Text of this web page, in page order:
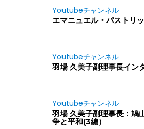
Youtubeチャンネル
エマニュエル・パストリ
Youtubeチャンネル
羽場 久美子副理事長イン
Youtubeチャンネル
羽場 久美子副理事長：鳩
争と平和(3編）